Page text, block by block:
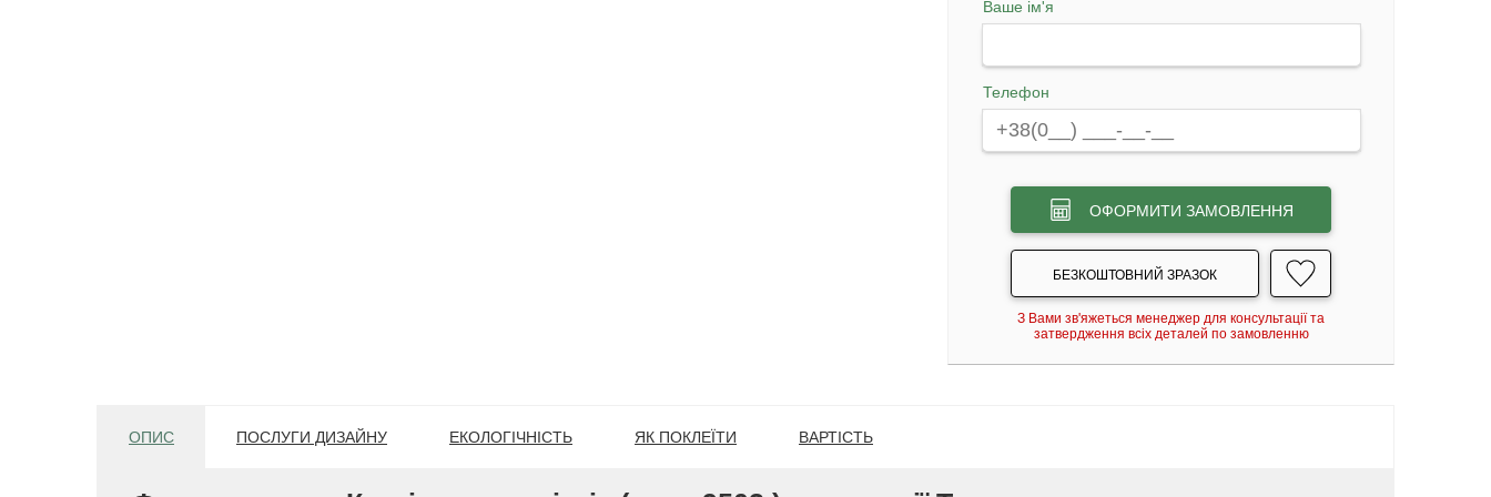
Ваше ім'я
Телефон
ОФОРМИТИ ЗАМОВЛЕННЯ
БЕЗКОШТОВНИЙ ЗРАЗОК
З Вами зв'яжеться менеджер для консультації та
затвердження всіх деталей по замовленню
ОПИС ПОСЛУГИ ДИЗАЙНУ ЕКОЛОГІЧНІСТЬ ЯК ПОКЛЕЇТИ ВАРТІСТЬ